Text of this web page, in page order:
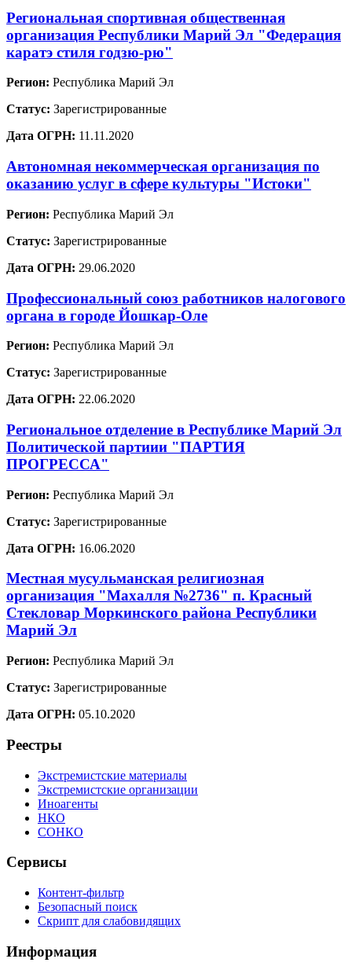
Региональная спортивная общественная
организация Республики Марий Эл "Федерация
каратэ стиля годзю-рю"
Регион: Республика Марий Эл
Статус: Зарегистрированные
Дата ОГРН: 11.11.2020
Автономная некоммерческая организация по
оказанию услуг в сфере культуры "Истоки"
Регион: Республика Марий Эл
Статус: Зарегистрированные
Дата ОГРН: 29.06.2020
Профессиональный союз работников налогового
органа в городе Йошкар-Оле
Регион: Республика Марий Эл
Статус: Зарегистрированные
Дата ОГРН: 22.06.2020
Региональное отделение в Республике Марий Эл
Политической партиии "ПАРТИЯ
ПРОГРЕССА"
Регион: Республика Марий Эл
Статус: Зарегистрированные
Дата ОГРН: 16.06.2020
Местная мусульманская религиозная
организация "Махалля №2736" п. Красный
Стекловар Моркинского района Республики
Марий Эл
Регион: Республика Марий Эл
Статус: Зарегистрированные
Дата ОГРН: 05.10.2020
Реестры
Экстремистские материалы
Экстремистские организации
Иноагенты
НКО
СОНКО
Сервисы
Контент-фильтр
Безопасный поиск
Скрипт для слабовидящих
Информация